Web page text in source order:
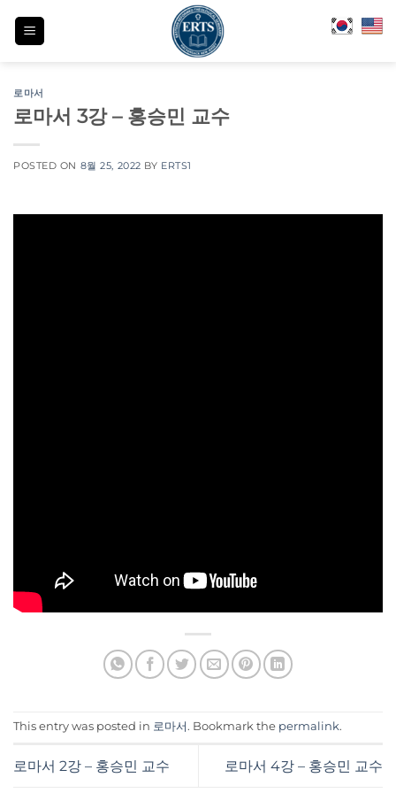
로마서
로마서 3강 – 홍승민 교수
POSTED ON 8월 25, 2022 BY ERTS1
This entry was posted in 로마서. Bookmark the permalink.
로마서 2강 – 홍승민 교수 로마서 4강 – 홍승민 교수